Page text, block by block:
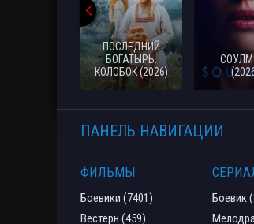
ПОСЛЕДНИЙ
БОГАТЫРЬ.
КОЛОБОК (2026)
ПАНЕЛЬ НАВИГАЦИИ
ФИЛЬМЫ
Боевики (7401)
Вестерн (459)
Боевик